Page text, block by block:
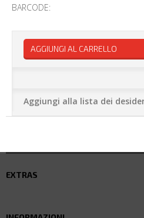
BARCODE:
AGGIUNGI AL CARRELLO
Aggiungi alla lista dei
EXTRAS